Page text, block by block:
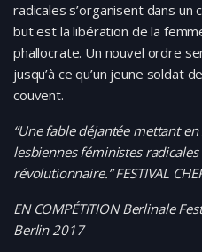
radicales s’organisent dans
but est la libération de la
phallocrate. Un nouvel ordre
jusqu’à ce qu’un jeune soldat
couvent.
“Une fable déjantée mettant
lesbiennes féministes
révolutionnaire.” FESTIVAL
EN COMPÉTITION Berlinale
Berlin 2017